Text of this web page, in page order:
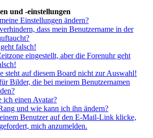
und -einstellungen
Einstellungen ändern?
dass mein Benutzername in der
falsch!
eingestellt, aber die Forenuhr geht
steht auf diesem Board nicht zur Auswahl!
Bilder, die bei meinem Benutzernamen
ich einen Avatar?
und wie kann ich ihn ändern?
Benutzer auf den E-Mail-Link klicke,
mich anzumelden.